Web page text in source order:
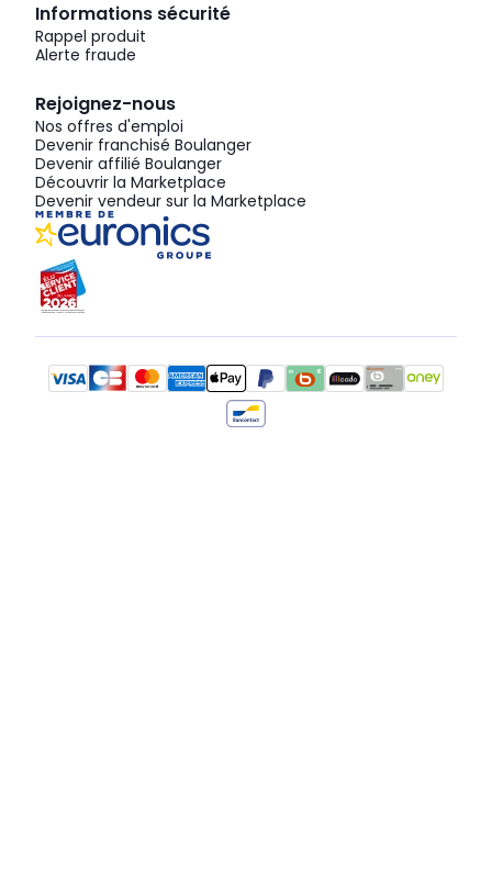
Informations sécurité
Rappel produit
Alerte fraude
Rejoignez-nous
Nos offres d'emploi
Devenir franchisé Boulanger
Devenir affilié Boulanger
Découvrir la Marketplace
Devenir vendeur sur la Marketplace